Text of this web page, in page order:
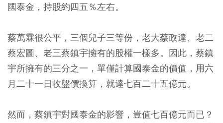
國泰金，持股約四五％左右。
蔡萬霖很公平，三個兒子三等份，老大蔡政達、老二
蔡宏圖、老三蔡鎮宇擁有的股權一樣多。因此，蔡鎮
宇所擁有的三分之一，單僅計算國泰金的價值，用六
月二十一日收盤價換算，就達七百二十五億元。
然而，蔡鎮宇對國泰金的影響，豈值七百億元而已？